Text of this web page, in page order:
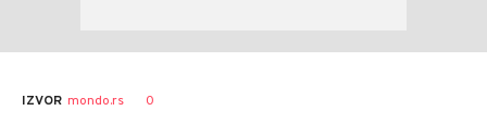
IZVOR mondo.rs 0